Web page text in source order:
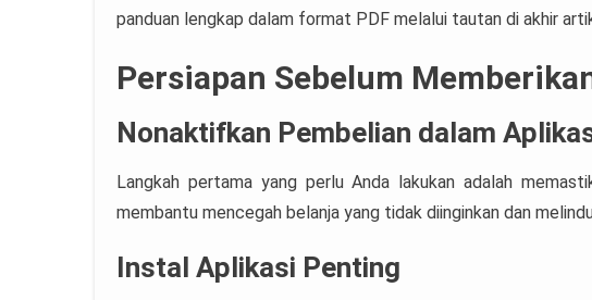
panduan lengkap dalam format PDF melalui tautan di akhir
Persiapan Sebelum
Nonaktifkan Pembelian dalam
Langkah pertama yang perlu Anda lakukan adalah
membantu mencegah belanja yang tidak diinginkan dan
Instal Aplikasi Penting